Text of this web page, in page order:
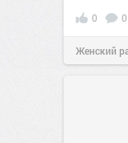
0 0
Женский